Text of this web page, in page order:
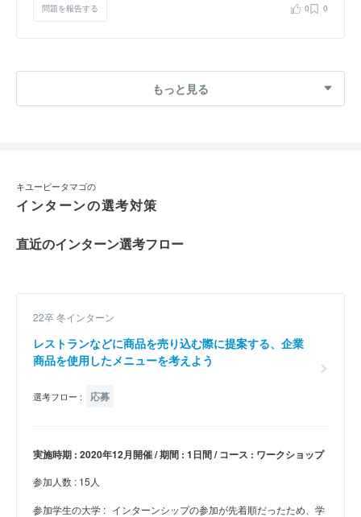
問題を報告する 0 0
もっと見る
キユーピータマゴの
インターンの選考対策
直近のインターン選考フロー
22卒 冬インターン
レストランなどに商品を売り込む際に提案する、企業
商品を使用したメニューを考えよう
選考フロー : 応募
実施時期 : 2020年12月開催 / 期間 : 1日間 / コース : ワークショップ
参加人数 : 15人
参加学生の大学 : インターンシップの参加が先着順だったため、学